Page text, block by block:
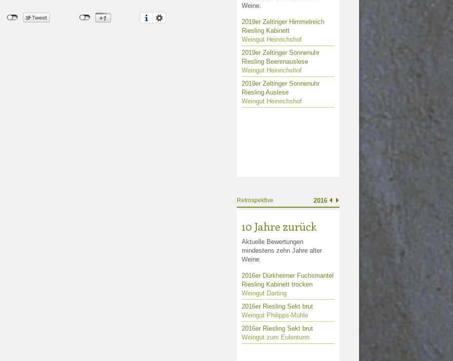
Weine.
2019er Zeltinger Himmelreich
Riesling Kabinett
Weingut Heinrichshof
2019er Zeltinger Sonnenuhr
Riesling Beerenauslese
Weingut Heinrichshof
2019er Zeltinger Sonnenuhr
Riesling Auslese
Weingut Heinrichshof
Retrospektive
10 Jahre zurück
Aktuelle Bewertungen
mindestens zehn Jahre alter
Weine.
2016
2016er Dürkheimer Fuchsmantel
Riesling Kabinett trocken
Weingut Darting
2016er Riesling Sekt brut
Weingut Philipps-Mühle
2016er Riesling Sekt brut
Weingut zum Eulenturm